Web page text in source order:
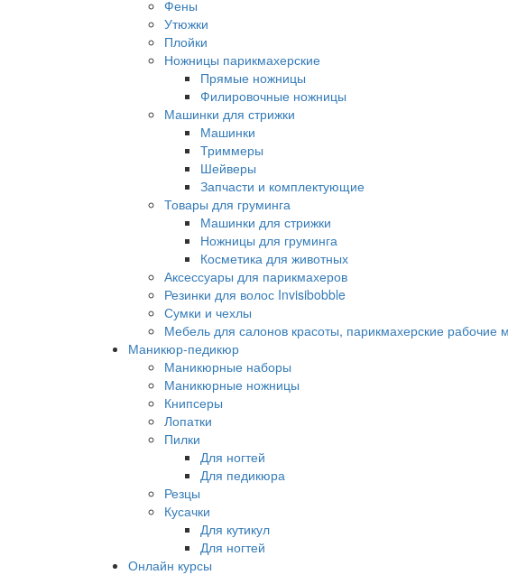
Фены
Утюжки
Плойки
Ножницы парикмахерские
Прямые ножницы
Филировочные ножницы
Машинки для стрижки
Машинки
Триммеры
Шейверы
Запчасти и комплектующие
Товары для груминга
Машинки для стрижки
Ножницы для груминга
Косметика для животных
Аксессуары для парикмахеров
Резинки для волос Invisibobble
Сумки и чехлы
Мебель для салонов красоты, парикмахерские рабочие
Маникюр-педикюр
Маникюрные наборы
Маникюрные ножницы
Книпсеры
Лопатки
Пилки
Для ногтей
Для педикюра
Резцы
Кусачки
Для кутикул
Для ногтей
Онлайн курсы